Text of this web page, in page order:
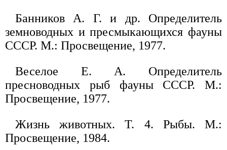
Банников А. Г. и др. Определитель
земноводных и пресмыкающихся фауны
СССР. М.: Просвещение, 1977.
Веселое Е. А. Определитель
пресноводных рыб фауны СССР. М.:
Просвещение, 1977.
Жизнь животных. Т. 4. Рыбы. М.:
Просвещение, 1984.